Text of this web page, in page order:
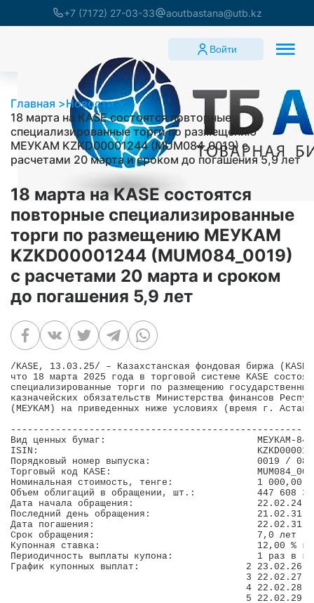
+7 (7172) 27-03-33 aoutbastana@utb.kz
Войти
Главная
Новости
18 марта на KASE состоятся повторные
специализированные торги по размещению
МЕУКАМ KZKD00001244 (MUM084_0019) с
расчетами 20 марта и сроком до погашения 5,9 лет
18 марта на KASE состоятся
повторные специализированные
торги по размещению МЕУКАМ
KZKD00001244 (MUM084_0019)
с расчетами 20 марта и сроком
до погашения 5,9 лет
/KASE, 13.03.25/ – Казахстанская фондовая биржа
что 18 марта 2025 года в торговой системе KASE
специализированные торги по размещению
казначейских обязательств Министерства финансов
(МЕУКАМ) на приведенных ниже условиях (время г.
Вид ценных бумаг:
ISIN:
Порядковый номер выпуска:
Торговый код KASE:
Номинальная стоимость, тенге:
Объем облигаций в обращении, шт.:
Дата начала обращения:
Последний день обращения:
Дата погашения:
Срок обращения:                             7,0
Купонная ставка:
Периодичность выплаты купона:
График купонных выплат: